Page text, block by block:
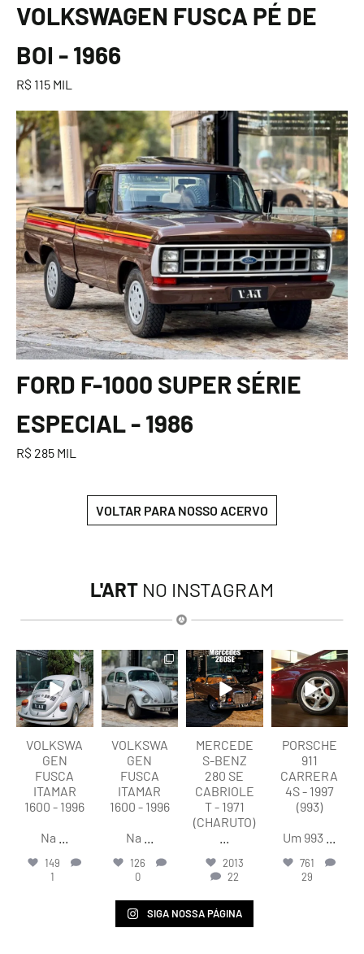
VOLKSWAGEN FUSCA PÉ DE
BOI - 1966
R$ 115 MIL
FORD F-1000 SUPER SÉRIE
ESPECIAL - 1986
R$ 285 MIL
VOLTAR PARA NOSSO ACERVO
L'ART NO INSTAGRAM
lart.br
Ago 6
VOLKSWA
GEN
FUSCA
ITAMAR
1600 - 1996
Na
149
1
lart.br
Ago 6
VOLKSWA
GEN
FUSCA
ITAMAR
1600 - 1996
Na
126
0
lart.br
Ago 5
MERCEDE
S-BENZ
280 SE
CABRIOLE
T - 1971
(CHARUTO)
2013
22
lart.br
Ago 5
PORSCHE
911
CARRERA
4S - 1997
(993)
Um 993
761
29
SIGA NOSSA PÁGINA